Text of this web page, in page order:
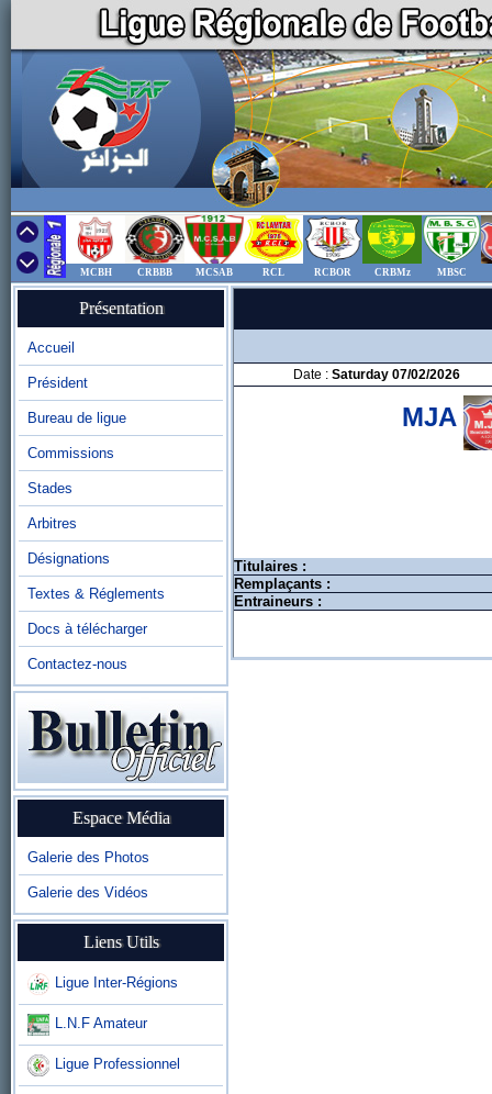
MCBH CRBBB MCSAB RCL RCBOR CRBMz MBSC
Présentation
Accueil
Président
Bureau de ligue
Commissions
Stades
Arbitres
Désignations
Textes & Réglements
Docs à télécharger
Contactez-nous
Espace Média
Galerie des Photos
Galerie des Vidéos
Liens Utils
Ligue Inter-Régions
L.N.F Amateur
Ligue Professionnel
Date : Saturday 07/02/2026
MJA
Titulaires :
Remplaçants :
Entraineurs :